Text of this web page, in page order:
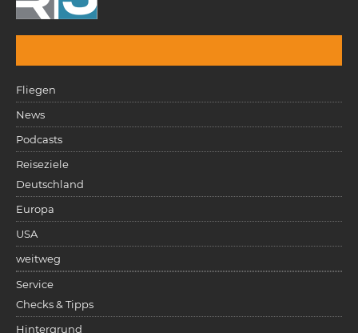
Fliegen
News
Podcasts
Reiseziele
Deutschland
Europa
USA
weitweg
Service
Checks & Tipps
Hintergrund